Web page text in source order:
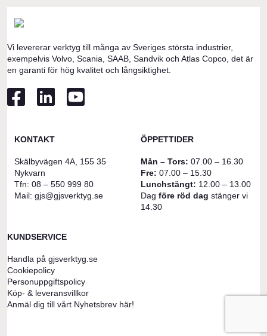
Vi levererar verktyg till många av Sveriges största industrier,
exempelvis Volvo, Scania, SAAB, Sandvik och Atlas Copco, det är
en garanti för hög kvalitet och långsiktighet.
KONTAKT
Skälbyvägen 4A, 155 35
Nykvarn
Tfn: 08 – 550 999 80
Mail: gjs@gjsverktyg.se
ÖPPETTIDER
Mån – Tors: 07.00 – 16.30
Fre: 07.00 – 15.30
Lunchstängt: 12.00 – 13.00
Dag före röd dag stänger vi
14.30
KUNDSERVICE
Handla på gjsverktyg.se
Cookiepolicy
Personuppgiftspolicy
Köp- & leveransvillkor
Anmäl dig till vårt Nyhetsbrev här!